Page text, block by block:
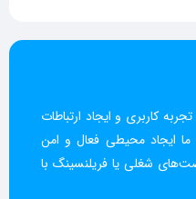
کاربری و ایجاد ارتباطات
ما ایجاد محیطی فعال و امن
شغلی یا فریلنسینگ با